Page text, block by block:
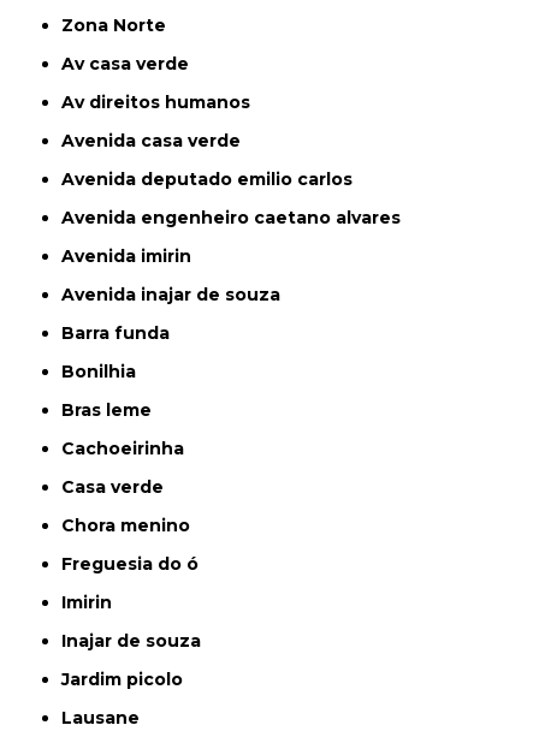
Zona Norte
av casa verde
av direitos humanos
avenida casa verde
avenida deputado emilio carlos
avenida engenheiro caetano alvares
avenida imirin
avenida inajar de souza
barra funda
bonilhia
bras leme
cachoeirinha
casa verde
chora menino
freguesia do ó
imirin
inajar de souza
jardim picolo
lausane